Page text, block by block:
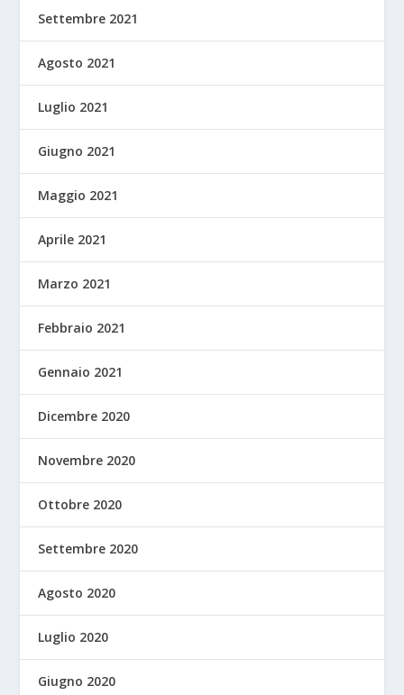
Settembre 2021
Agosto 2021
Luglio 2021
Giugno 2021
Maggio 2021
Aprile 2021
Marzo 2021
Febbraio 2021
Gennaio 2021
Dicembre 2020
Novembre 2020
Ottobre 2020
Settembre 2020
Agosto 2020
Luglio 2020
Giugno 2020